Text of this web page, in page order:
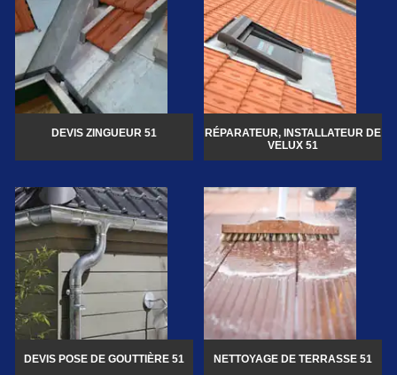
DEVIS ZINGUEUR 51
RÉPARATEUR, INSTALLATEUR DE
VELUX 51
DEVIS POSE DE GOUTTIÈRE 51 NETTOYAGE DE TERRASSE 51